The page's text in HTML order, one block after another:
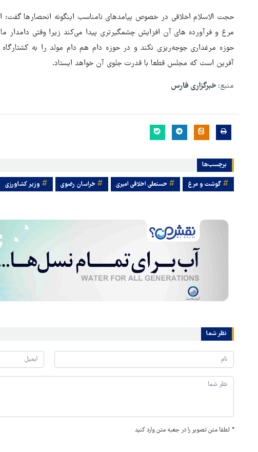
حجت الاسلام اخلاقی در خصوص پیامدهای نامناسب اینگونه انحصارها
مرغ و فرآورده های آن افزایش چشمگیرتری پیدا می‌کند زیرا وقتی دامدار
حوزه مرغداری جوجه‌ریزی نکند و در حوزه دام هم دام مولد را به
آفرین است که مجلس قطعا با قدرت جلوی آن خواهد ایستاد.
منبع: خبرگزاری فارس
برچسب‌ها
گوشت و مرغ حسنعلی اخلاقی امیری خراسان رضوی وزیر کشاورزی
نظر شما
* لطفا متن تصویر را در جعبه متن وارد کنید